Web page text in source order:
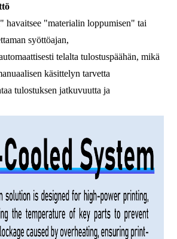
havaitsee "materialin loppumisen" tai
syöttöajan,
telalta tulostuspäähän, mikä
käsittelyn tarvetta
tulostuksen jatkuvuutta ja